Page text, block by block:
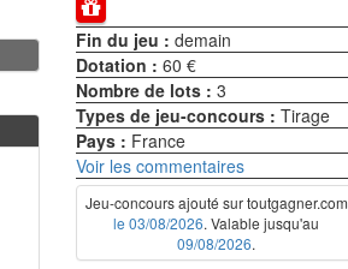
Fin du jeu :demain
Dotation :60 €
Nombre de lots :3
Types de jeu-concours :Tirage
Pays : France
Voir les commentaires
Jeu-concours ajouté sur toutgagner.com
le 03/08/2026. Valable jusqu'au
09/08/2026.